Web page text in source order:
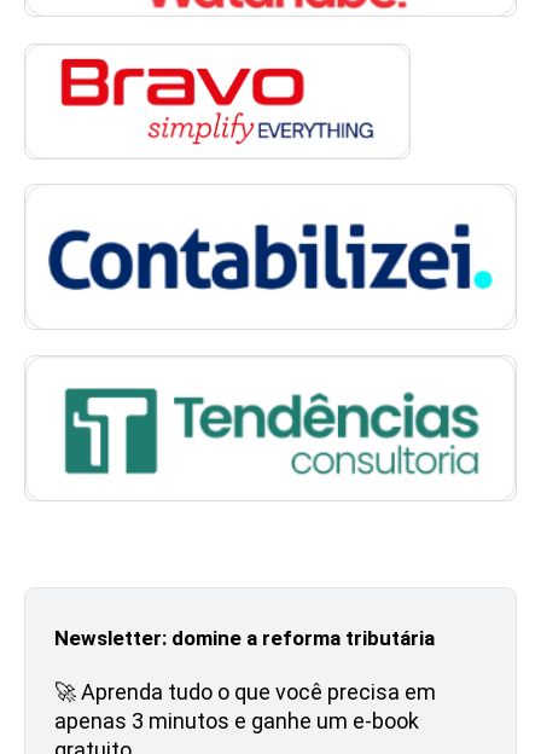
Newsletter: domine a reforma tributária
🚀 Aprenda tudo o que você precisa em
apenas 3 minutos e ganhe um e-book